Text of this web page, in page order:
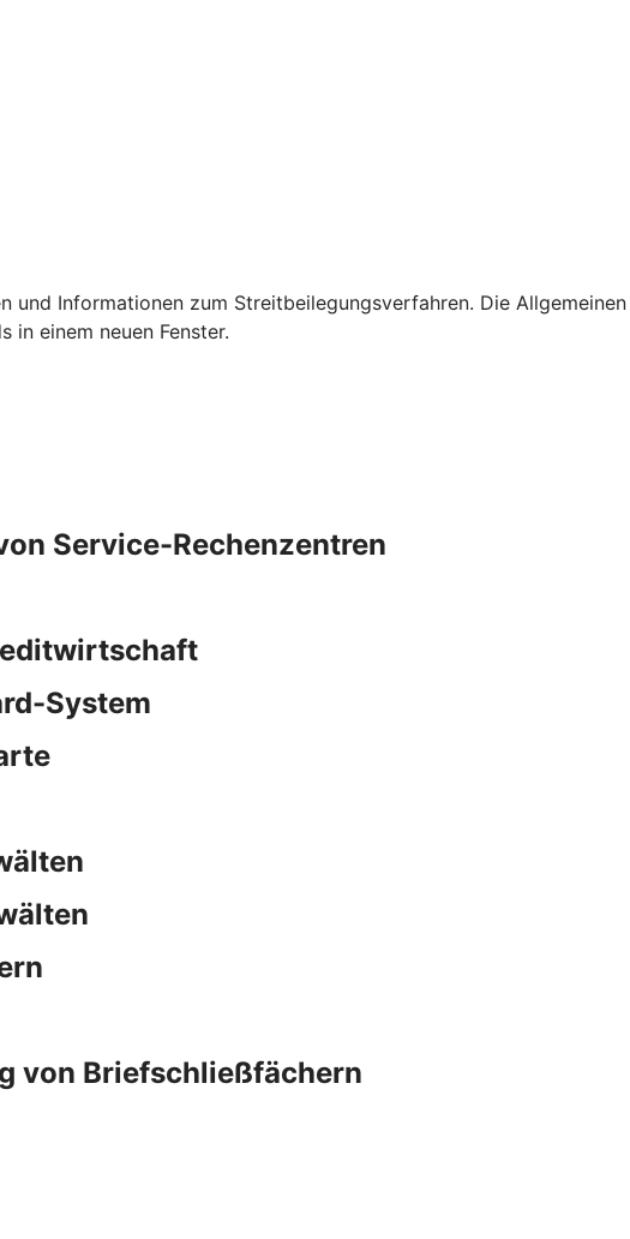
und Informationen zum Streitbeilegungsverfahren. Die Allgemeinen
in einem neuen Fenster.
Service-Rechenzentren
System
von Briefschließfächern